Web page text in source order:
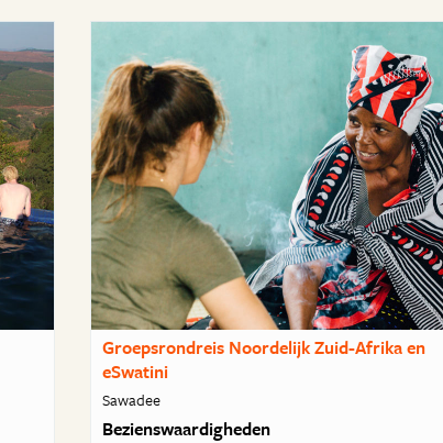
Groepsrondreis Noordelijk Zuid-Afrika en
eSwatini
Sawadee
Bezienswaardigheden